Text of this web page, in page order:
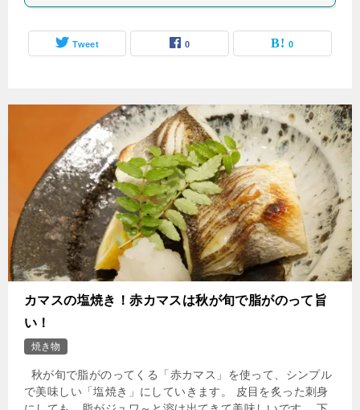
Tweet 0 0
カマスの塩焼き！赤カマスは秋が旬で脂がのって旨
い！
焼き物
秋が旬で脂がのってくる「赤カマス」を使って、シンプル
で美味しい「塩焼き」にしていきます。 皮目を炙った刺身